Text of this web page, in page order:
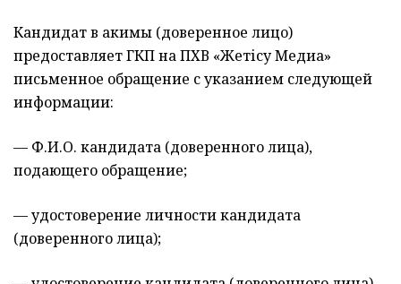
Кандидат в акимы (доверенное лицо)
предоставляет ГКП на ПХВ «Жетісу Медиа»
письменное обращение с указанием следующей
информации:
— Ф.И.О. кандидата (доверенного лица),
подающего обращение;
— удостоверение личности кандидата
(доверенного лица);